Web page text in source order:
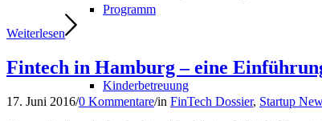
Programm
Kinderbetreuung
Weiterlesen
Fintech in Hamburg – eine
17. Juni 2016/0 Kommentare/in FinTech Dossier, Startup